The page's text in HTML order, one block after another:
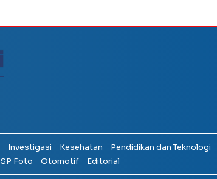
Investigasi Kesehatan
Pendidikan dan Teknologi
SP Foto Otomotif Editorial